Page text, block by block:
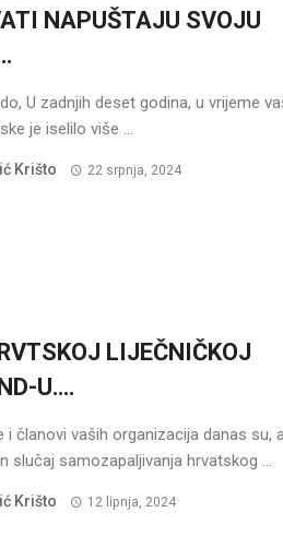
NAPUŠTAJU SVOJU
U zadnjih deset godina, u vrijeme
je iselilo više ...
Krišto 22 srpnja, 2024
LIJEČNIČKOJ
U….
i članovi vaših organizacija danas su,
slučaj samozapaljivanja hrvatskog ...
Krišto 12 lipnja, 2024